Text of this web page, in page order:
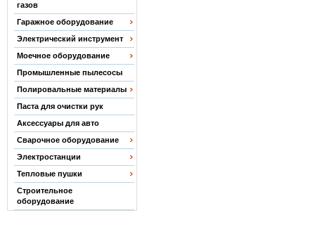
газов
Гаражное оборудование
Электрический инструмент
Моечное оборудование
Промышленные пылесосы
Полировальные материалы
Паста для очистки рук
Аксессуары для авто
Сварочное оборудование
Электростанции
Тепловые пушки
Строительное
оборудование